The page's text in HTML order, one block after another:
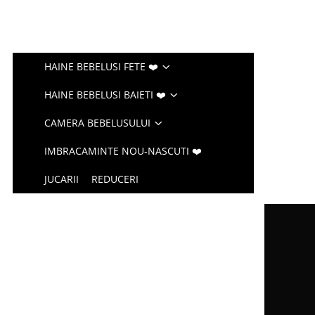
HAINE BEBELUSI FETE ❤️
HAINE BEBELUSI BAIETI ❤️
CAMERA BEBELUSULUI
IMBRACAMINTE NOU-NASCUTI ❤️
JUCARII REDUCERI